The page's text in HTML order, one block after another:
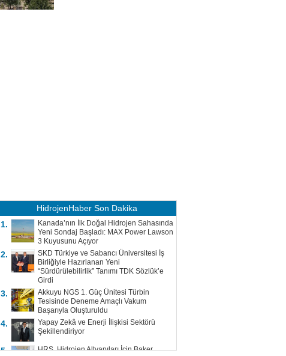
HidrojenHaber Son Dakika
1.
Kanada’nın İlk Doğal Hidrojen Sahasında
Yeni Sondaj Başladı: MAX Power Lawson
3 Kuyusunu Açıyor
2.
SKD Türkiye ve Sabancı Üniversitesi İş
Birliğiyle Hazırlanan Yeni
“Sürdürülebilirlik” Tanımı TDK Sözlük’e
Girdi
3.
Akkuyu NGS 1. Güç Ünitesi Türbin
Tesisinde Deneme Amaçlı Vakum
Başarıyla Oluşturuldu
4.
Yapay Zekâ ve Enerji İlişkisi Sektörü
Şekillendiriyor
5.
HRS, Hidrojen Altyapıları İçin Baker